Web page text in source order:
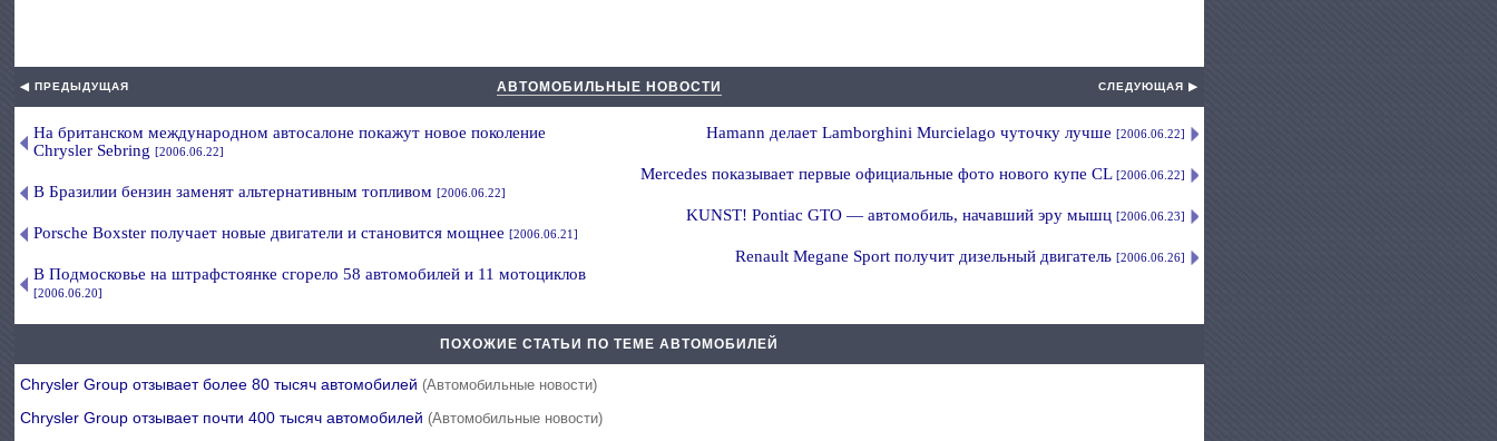
◀ ПРЕДЫДУЩАЯ АВТОМОБИЛЬНЫЕ НОВОСТИ СЛЕДУЮЩАЯ ▶
На британском международном автосалоне покажут новое поколение
Chrysler Sebring[2006.06.22]
В Бразилии бензин заменят альтернативным топливом[2006.06.22]
Porsche Boxster получает новые двигатели и становится мощнее[2006.06.21]
В Подмосковье на штрафстоянке сгорело 58 автомобилей и 11 мотоциклов
[2006.06.20]
Hamann делает Lamborghini Murcielago чуточку лучше [2006.06.22]
Mercedes показывает первые официальные фото нового купе CL [2006.06.22]
KUNST! Pontiac GTO — автомобиль, начавший эру мышц [2006.06.23]
Renault Megane Sport получит дизельный двигатель [2006.06.26]
ПОХОЖИЕ СТАТЬИ ПО ТЕМЕ АВТОМОБИЛЕЙ
Chrysler Group отзывает более 80 тысяч автомобилей(Автомобильные новости)
Chrysler Group отзывает почти 400 тысяч автомобилей(Автомобильные новости)